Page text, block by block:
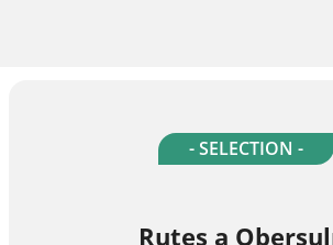
- SELECTION -
Rutes a